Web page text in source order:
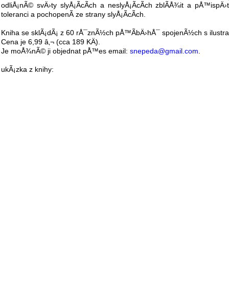
odliÅ¡nÃ© svÄ›ty slyÅ¡Ã­cÃ­ch a neslyÅ¡Ã­cÃ­ch zblÃ­Å¾it a
toleranci a pochopenÃ­ ze strany slyÅ¡Ã­cÃ­ch.
Kniha se sklÃ¡dÃ¡ z 60 rÅ¯znÃ½ch pÅ™Ã­bÄ›hÅ¯ spojenÃ½ch s
Cena je 6,99 â‚¬ (cca 189 KÄ).
Je moÅ¾nÃ© ji objednat pÅ™es email: snepeda@gmail.com
ukÃ¡zka z knihy: